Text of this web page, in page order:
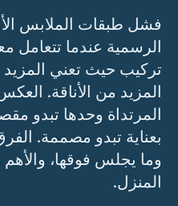
فشل طبقات الملابس
الرسمية عندما تتعامل
تركيب حيث تعني
المزيد من الأناقة.
المرتداة وحدها تبدو
بعناية تبدو مصممة.
وما يجلس فوقها،
المنزل.